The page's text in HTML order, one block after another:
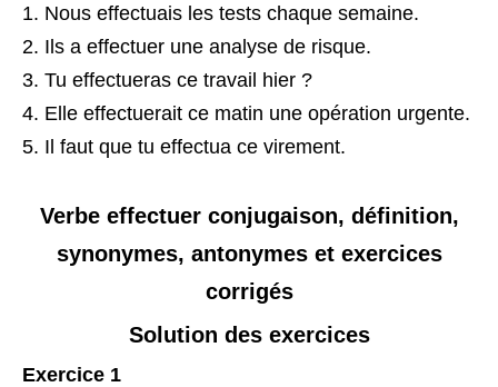
Nous effectuais les tests chaque semaine.
Ils a effectuer une analyse de risque.
Tu effectueras ce travail hier ?
Elle effectuerait ce matin une opération urgente.
Il faut que tu effectua ce virement.
Verbe effectuer conjugaison, définition,
synonymes, antonymes et exercices
corrigés
Solution des exercices
Exercice 1